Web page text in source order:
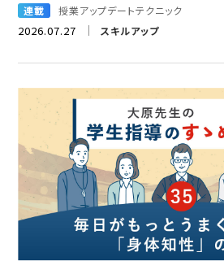
2026.07.27 スキルアップ
連載 授業アップデートテクニック